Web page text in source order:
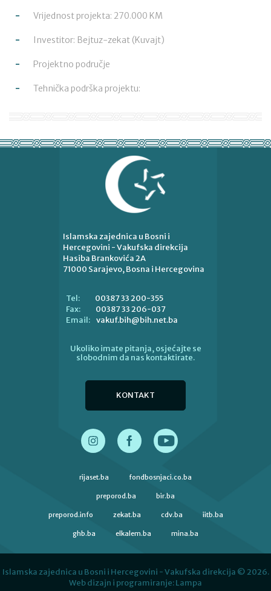
Vrijednost projekta: 270.000 KM
Investitor: Bejtuz-zekat (Kuvajt)
Projektno područje
Tehnička podrška projektu:
Islamska zajednica u Bosni i
Hercegovini - Vakufska direkcija
Hasiba Brankovića 2A
71000 Sarajevo, Bosna i Hercegovina
Tel:
00387 33 200-355
Fax:
00387 33 206-037
Email: vakuf.bih@bih.net.ba
Ukoliko imate pitanja, osjećajte se
slobodnim da nas kontaktirate.
KONTAKT
rijaset.ba fondbosnjaci.co.ba
preporod.ba bir.ba
preporod.info zekat.ba cdv.ba iitb.ba
ghb.ba elkalem.ba mina.ba
Islamska zajednica u Bosni i Hercegovini - Vakufska direkcija © 2026.
Web dizajn i programiranje:Lampa